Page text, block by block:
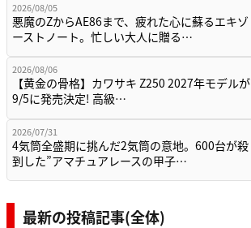
2026/08/05
悪魔のZからAE86まで、疲れた心に蘇るエキゾ
ーストノート。忙しい大人に贈る…
2026/08/06
【黄金の骨格】カワサキ Z250 2027年モデルが
9/5に発売決定! 高級…
2026/07/31
4気筒全盛期に挑んだ2気筒の意地。600台が殺
到した”アマチュアレースの甲子…
最新の投稿記事(全体)